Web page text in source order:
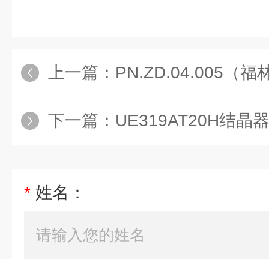
上一篇： PN.ZD.04.005（福
下一篇： UE319AT20H结晶
* 姓名：